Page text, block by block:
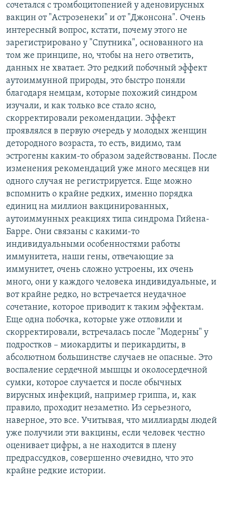
сочетался с тромбоцитопенией у аденовирусных
вакцин от "Астрозенеки" и от "Джонсона". Очень
интересный вопрос, кстати, почему этого не
зарегистрировано у "Спутника", основанного на
том же принципе, но, чтобы на него ответить,
данных не хватает. Это редкий побочный эффект
аутоиммунной природы, это быстро поняли
благодаря немцам, которые похожий синдром
изучали, и как только все стало ясно,
скорректировали рекомендации. Эффект
проявлялся в первую очередь у молодых женщин
детородного возраста, то есть, видимо, там
эстрогены каким-то образом задействованы. После
изменения рекомендаций уже много месяцев ни
одного случая не регистрируется. Еще можно
вспомнить о крайне редких, именно порядка
единиц на миллион вакцинированных,
аутоиммунных реакциях типа синдрома Гийена-
Барре. Они связаны с какими-то
индивидуальными особенностями работы
иммунитета, наши гены, отвечающие за
иммунитет, очень сложно устроены, их очень
много, они у каждого человека индивидуальные, и
вот крайне редко, но встречается неудачное
сочетание, которое приводит к таким эффектам.
Еще одна побочка, которые уже отловили и
скорректировали, встречалась после "Модерны" у
подростков – миокардиты и перикардиты, в
абсолютном большинстве случаев не опасные. Это
воспаление сердечной мышцы и околосердечной
сумки, которое случается и после обычных
вирусных инфекций, например гриппа, и, как
правило, проходит незаметно. Из серьезного,
наверное, это все. Учитывая, что миллиарды людей
уже получили эти вакцины, если человек честно
оценивает цифры, а не находится в плену
предрассудков, совершенно очевидно, что это
крайне редкие истории.